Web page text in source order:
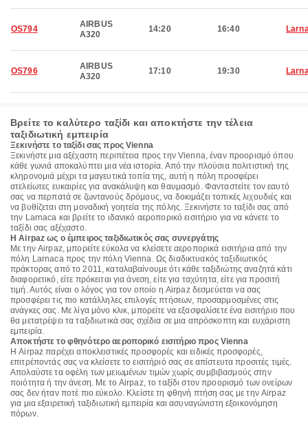
OS794
AIRBUS
A320
14:20 16:40
OS796
AIRBUS
A320
17:10 19:30
Βρείτε το καλύτερο ταξίδι και αποκτήστε την τέλεια
ταξιδιωτική εμπειρία
Ξεκινήστε το ταξίδι σας προς Vienna
Ξεκινήστε μια αξέχαστη περιπέτεια προς την Vienna, έναν προορισμό όπου
κάθε γωνιά αποκαλύπτει μια νέα ιστορία. Από την πλούσια πολιτιστική της
κληρονομιά μέχρι τα μαγευτικά τοπία της, αυτή η πόλη προσφέρει
ατελείωτες ευκαιρίες για ανακάλυψη και θαυμασμό. Φανταστείτε τον εαυτό
σας να περπατά σε ζωντανούς δρόμους, να δοκιμάζει τοπικές λιχουδιές και
να βυθίζεται στη μοναδική γοητεία της πόλης. Ξεκινήστε το ταξίδι σας από
την Larnaca και βρείτε το ιδανικό αεροπορικό εισιτήριο για να κάνετε το
ταξίδι σας αξέχαστο.
Η Airpaz ως ο έμπειρος ταξιδιωτικός σας συνεργάτης
Με την Airpaz, μπορείτε εύκολα να κλείσετε αεροπορικά εισιτήρια από την
πόλη Larnaca προς την πόλη Vienna. Ως διαδικτυακός ταξιδιωτικός
πράκτορας από το 2011, καταλαβαίνουμε ότι κάθε ταξιδιώτης αναζητά κάτι
διαφορετικό, είτε πρόκειται για άνεση, είτε για ταχύτητα, είτε για προσιτή
τιμή. Αυτός είναι ο λόγος για τον οποίο η Airpaz δεσμεύεται να σας
προσφέρει τις πιο κατάλληλες επιλογές πτήσεων, προσαρμοσμένες στις
ανάγκες σας. Με λίγα μόνο κλικ, μπορείτε να εξασφαλίσετε ένα εισιτήριο που
θα μετατρέψει τα ταξιδιωτικά σας σχέδια σε μια απρόσκοπτη και ευχάριστη
εμπειρία.
Αποκτήστε το φθηνότερο αεροπορικό εισιτήριο προς Vienna
Η Airpaz παρέχει αποκλειστικές προσφορές και ειδικές προσφορές,
επιτρέποντάς σας να κλείσετε το εισιτήριό σας σε απίστευτα προσιτές τιμές.
Απολαύστε τα οφέλη των μειωμένων τιμών χωρίς συμβιβασμούς στην
ποιότητα ή την άνεση. Με το Airpaz, το ταξίδι στον προορισμό των ονείρων
σας δεν ήταν ποτέ πιο εύκολο. Κλείστε τη φθηνή πτήση σας με την Airpaz
για μια εξαιρετική ταξιδιωτική εμπειρία και ασυναγώνιστη εξοικονόμηση
πόρων.